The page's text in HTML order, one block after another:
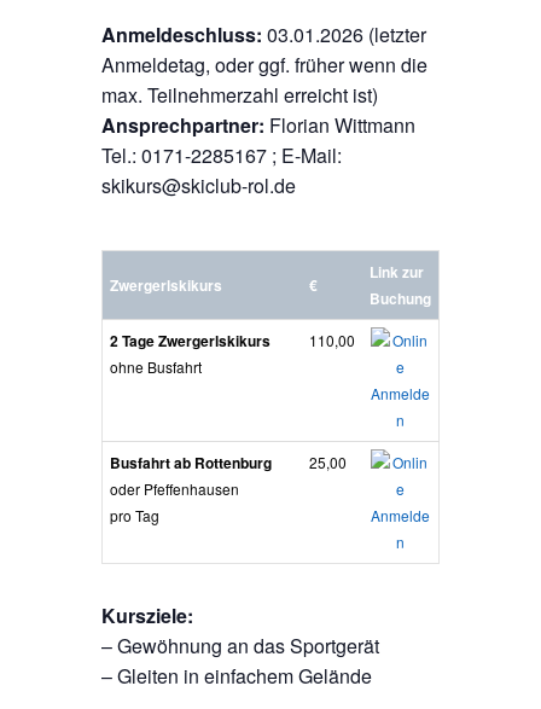
Anmeldeschluss: 03.01.2026 (letzter
Anmeldetag, oder ggf. früher wenn die
max. Teilnehmerzahl erreicht ist)
Ansprechpartner: Florian Wittmann
Tel.: 0171-2285167 ; E-Mail:
skikurs@skiclub-rol.de
Zwergerlskikurs €
Link zur
Buchung
2 Tage Zwergerlskikurs
ohne Busfahrt
110,00
Busfahrt ab Rottenburg
oder Pfeffenhausen
pro Tag
25,00
Kursziele:
– Gewöhnung an das Sportgerät
– Gleiten in einfachem Gelände